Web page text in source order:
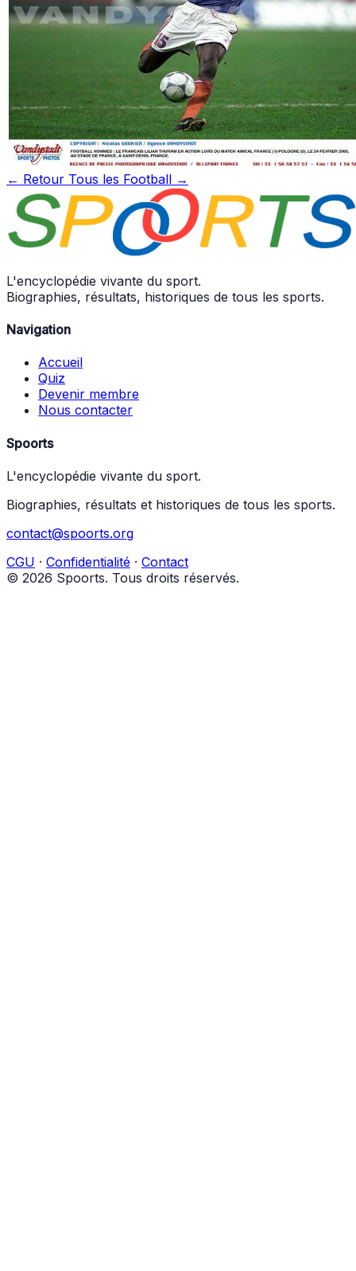
← Retour Tous les Football →
L'encyclopédie vivante du sport.
Biographies, résultats, historiques de tous les sports.
Navigation
Accueil
Quiz
Devenir membre
Nous contacter
Spoorts
L'encyclopédie vivante du sport.
Biographies, résultats et historiques de tous les sports.
contact@spoorts.org
CGU · Confidentialité · Contact
© 2026 Spoorts. Tous droits réservés.